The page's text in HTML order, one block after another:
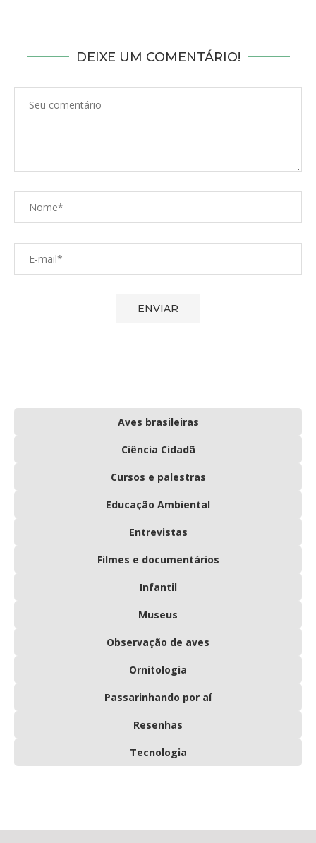
DEIXE UM COMENTÁRIO!
Aves brasileiras
Ciência Cidadã
Cursos e palestras
Educação Ambiental
Entrevistas
Filmes e documentários
Infantil
Museus
Observação de aves
Ornitologia
Passarinhando por aí
Resenhas
Tecnologia